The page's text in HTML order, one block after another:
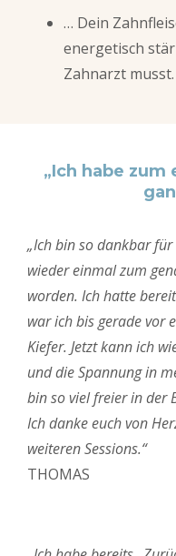
… Dein
energetisch
Zahnarzt musst.
„Ich habe zum
„Ich bin so dankbar
wieder einmal zum
worden. Ich hatte
war ich bis gerade vor
Kiefer. Jetzt kann ich
und die Spannung in
bin so viel freier in der
Ich danke euch von
weiteren Sessions.“
THOMAS